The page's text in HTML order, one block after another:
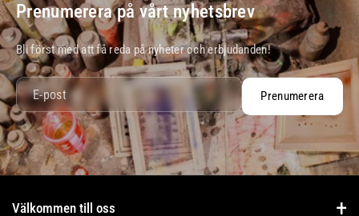
Prenumerera på vårt nyhetsbrev
Bli först med att få reda på nyheter och erbjudanden!
E-post Prenumerera
Välkommen till oss